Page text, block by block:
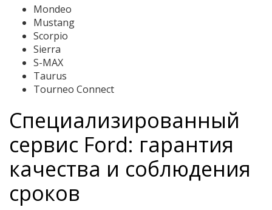
Mondeo
Mustang
Scorpio
Sierra
S-MAX
Taurus
Tourneo Connect
Специализированный
сервис Ford: гарантия
качества и соблюдения
сроков